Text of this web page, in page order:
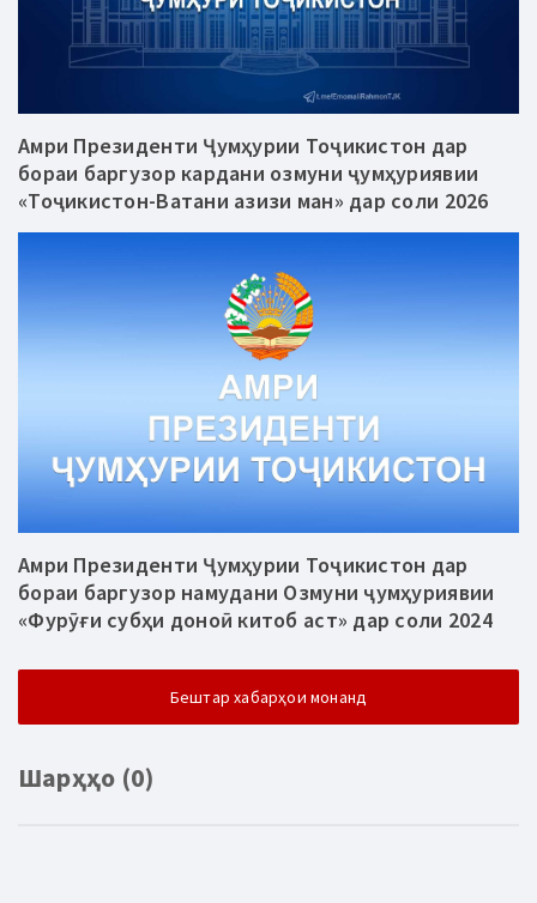
Амри Президенти Ҷумҳурии Тоҷикистон дар
бораи баргузор кардани озмуни ҷумҳуриявии
«Тоҷикистон-Ватани азизи ман» дар соли 2026
Амри Президенти Ҷумҳурии Тоҷикистон дар
бораи баргузор намудани Озмуни ҷумҳуриявии
«Фурӯғи субҳи доноӣ китоб аст» дар соли 2024
Бештар хабарҳои монанд
Шарҳҳо (0)